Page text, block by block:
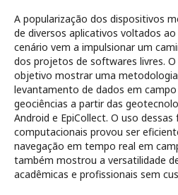
A popularização dos dispositivos
de diversos aplicativos voltados
cenário vem a impulsionar um
dos projetos de softwares livres.
objetivo mostrar uma
levantamento de dados em
geociências a partir das
Android e EpiCollect. O uso
computacionais provou ser
navegação em tempo real em
também mostrou a versatilidade
acadêmicas e profissionais sem